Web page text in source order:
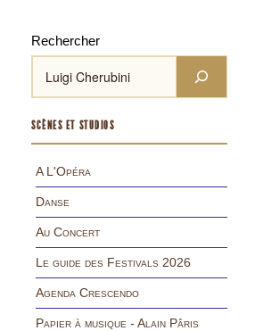
Rechercher
SCÈNES ET STUDIOS
A L'Opéra
Danse
Au Concert
Le guide des Festivals 2026
Agenda Crescendo
Papier à musique - Alain Pâris